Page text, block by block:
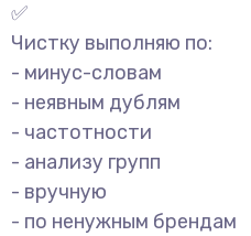
✅
Чистку выполняю по:
- минус-словам
- неявным дублям
- частотности
- анализу групп
- вручную
- по ненужным брендам